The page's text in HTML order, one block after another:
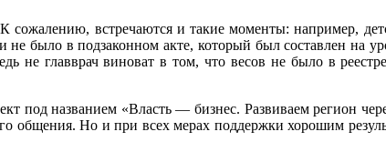
встречаются и такие моменты: например,
было в подзаконном акте, который был составлен на
не главврач виноват в том, что весов не было в
под названием «Власть — бизнес. Развиваем регион
общения. Но и при всех мерах поддержки хорошим